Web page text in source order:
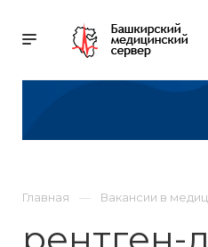
Главная Вакансии в